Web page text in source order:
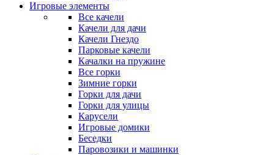
Игровые элементы
Все качели
Качели для дачи
Качели Гнездо
Парковые качели
Качалки на пружине
Все горки
Зимние горки
Горки для дачи
Горки для улицы
Карусели
Игровые домики
Беседки
Паровозики и машинки